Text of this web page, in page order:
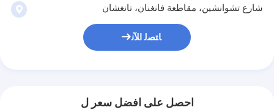
شارع تشوانشين، مقاطعة فانغنان، تانغشان
ﺎﺘﺼﻟ ﺍﻶﻧ
احصل على افضل سعر ل